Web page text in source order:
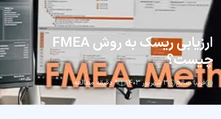
ارزیابی ریسک به روش FMEA
چیست؟
فریبا صالح ۳ شهریور ۱۴۰۳ ۹ دقیقه مطالعه